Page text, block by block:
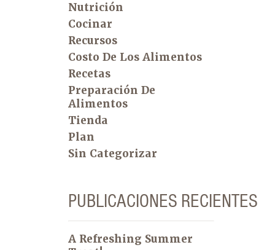
Nutrición
Cocinar
Recursos
Costo De Los Alimentos
Recetas
Preparación De
Alimentos
Tienda
Plan
Sin Categorizar
PUBLICACIONES RECIENTES
A Refreshing Summer